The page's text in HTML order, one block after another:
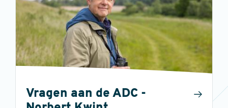
Vragen aan de ADC -